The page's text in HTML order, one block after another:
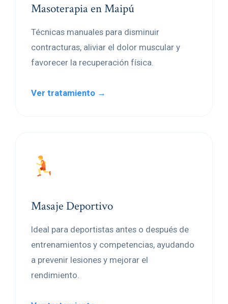
Masoterapia en Maipú
Técnicas manuales para disminuir
contracturas, aliviar el dolor muscular y
favorecer la recuperación física.
Ver tratamiento →
Masaje Deportivo
Ideal para deportistas antes o después de
entrenamientos y competencias, ayudando
a prevenir lesiones y mejorar el
rendimiento.